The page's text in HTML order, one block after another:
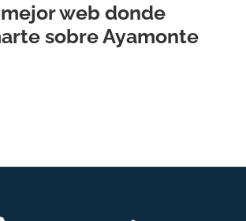
web donde
sobre Ayamonte